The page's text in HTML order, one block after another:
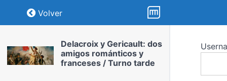
Return to course: Delacroix y Gericault:
Volver
Delacroix y Gericault: dos
amigos románticos y
franceses / Turno tarde